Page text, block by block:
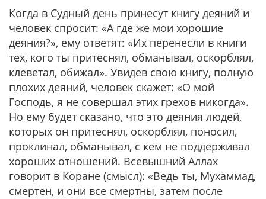
Когда в Судный день принесут книгу деяний и
человек спросит: «А где же мои хорошие
деяния?», ему ответят: «Их перенесли в книги
тех, кого ты притеснял, обманывал, оскорблял,
клеветал, обижал». Увидев свою книгу, полную
плохих деяний, человек скажет: «О мой
Господь, я не совершал этих грехов никогда».
Но ему будет сказано, что это деяния людей,
которых он притеснял, оскорблял, поносил,
проклинал, обманывал, с кем не поддерживал
хороших отношений. Всевышний Аллах
говорит в Коране (смысл): «Ведь ты, Мухаммад,
смертен, и они все смертны, затем после